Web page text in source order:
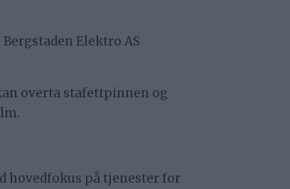
Elektro AS
overta stafettpinnen og
hovedfokus på tjenester for